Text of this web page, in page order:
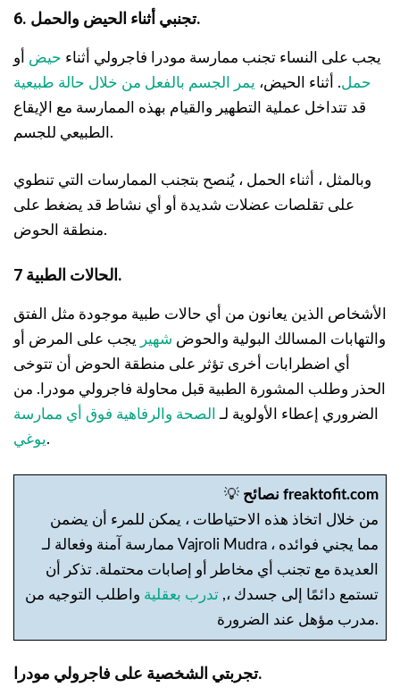
6. تجنبي أثناء الحيض والحمل.
يجب على النساء تجنب ممارسة مودرا فاجرولي أثناء حيض أو
حمل. أثناء الحيض، يمر الجسم بالفعل من خلال حالة طبيعية
قد تتداخل عملية التطهير والقيام بهذه الممارسة مع الإيقاع
الطبيعي للجسم.
وبالمثل ، أثناء الحمل ، يُنصح بتجنب الممارسات التي تنطوي
على تقلصات عضلات شديدة أو أي نشاط قد يضغط على
منطقة الحوض.
7 الحالات الطبية.
الأشخاص الذين يعانون من أي حالات طبية موجودة مثل الفتق
والتهابات المسالك البولية والحوض شهير يجب على المرض أو
أي اضطرابات أخرى تؤثر على منطقة الحوض أن تتوخى
الحذر وطلب المشورة الطبية قبل محاولة فاجرولي مودرا. من
الضروري إعطاء الأولوية لـ الصحة والرفاهية فوق أي ممارسة
يوغي.
💡
نصائح freaktofit.com
من خلال اتخاذ هذه الاحتياطات ، يمكن للمرء أن يضمن
ممارسة آمنة وفعالة لـ Vajroli Mudra ، مما يجني فوائده
العديدة مع تجنب أي مخاطر أو إصابات محتملة. تذكر أن
تستمع دائمًا إلى جسدك ،,تدرب بعقلية واطلب التوجيه من
مدرب مؤهل عند الضرورة.
تجربتي الشخصية على فاجرولي مودرا.